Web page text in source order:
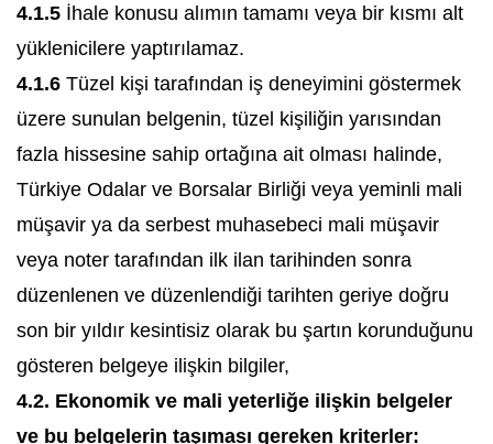
4.1.5 İhale konusu alımın tamamı veya bir kısmı alt
yüklenicilere yaptırılamaz.
4.1.6 Tüzel kişi tarafından iş deneyimini göstermek
üzere sunulan belgenin, tüzel kişiliğin yarısından
fazla hissesine sahip ortağına ait olması halinde,
Türkiye Odalar ve Borsalar Birliği veya yeminli mali
müşavir ya da serbest muhasebeci mali müşavir
veya noter tarafından ilk ilan tarihinden sonra
düzenlenen ve düzenlendiği tarihten geriye doğru
son bir yıldır kesintisiz olarak bu şartın korunduğunu
gösteren belgeye ilişkin bilgiler,
4.2. Ekonomik ve mali yeterliğe ilişkin belgeler
ve bu belgelerin taşıması gereken kriterler: